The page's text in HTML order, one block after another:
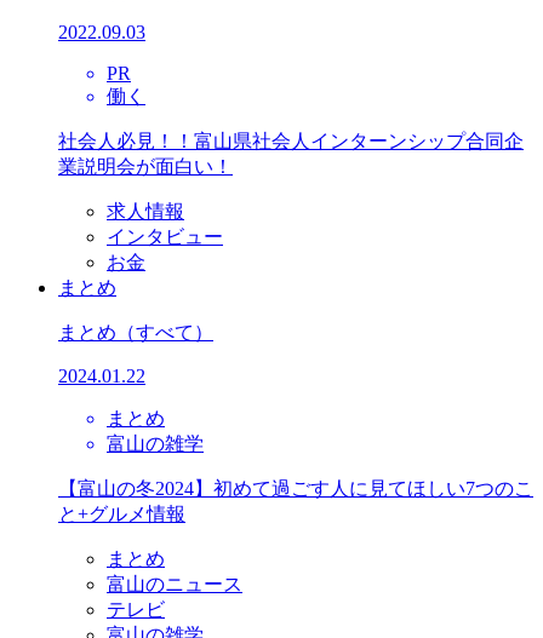
2022.09.03
PR
働く
社会人必見！！富山県社会人インターンシップ合同企
業説明会が面白い！
求人情報
インタビュー
お金
まとめ
まとめ （すべて）
2024.01.22
まとめ
富山の雑学
【富山の冬2024】初めて過ごす人に見てほしい7つのこ
と+グルメ情報
まとめ
富山のニュース
テレビ